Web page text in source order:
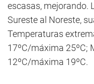
escasas, mejorando.
Sureste al Noreste,
Temperaturas
17ºC/máxima 25ºC;
12ºC/máxima 19ºC.